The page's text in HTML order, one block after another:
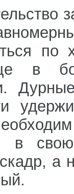
в
в свою
а